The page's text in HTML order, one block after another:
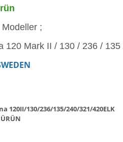
Modeller ;
120 Mark II / 130 / 236 /
120II/130/236/135/240/321/420ELK